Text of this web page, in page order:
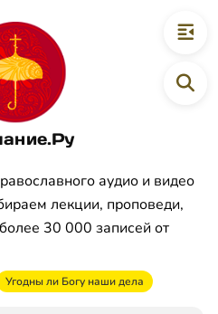
аудио и видео
лекции, проповеди,
30 000 записей от
Угодны ли Богу наши дела